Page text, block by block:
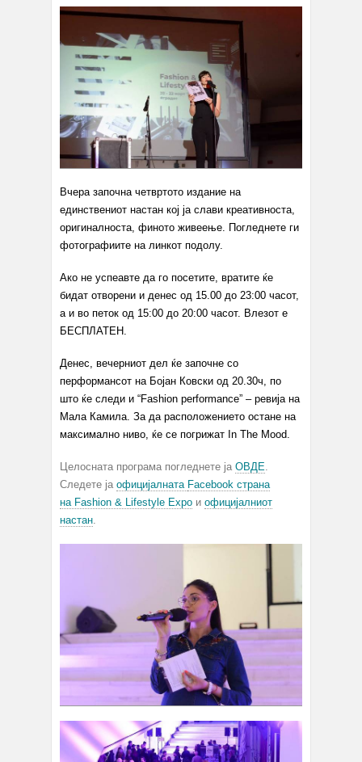
Вчера започна четвртото издание на
единствениот настан кој ја слави креативноста,
оригиналноста, финото живеење. Погледнете ги
фотографиите на линкот подолу.
Ако не успеавте да го посетите, вратите ќе
бидат отворени и денес од 15.00 до 23:00 часот,
а и во петок од 15:00 до 20:00 часот. Влезот е
БЕСПЛАТЕН.
Денес, вечерниот дел ќе започне со
перформансот на Бојан Ковски од 20.30ч, по
што ќе следи и “Fashion performance” – ревија на
Мала Камила. За да расположението остане на
максимално ниво, ќе се погрижат In The Mood.
Целосната програма погледнете ја ОВДЕ.
Следете ја официјалната Facebook страна
на Fashion & Lifestyle Expo и официјалниот
настан.